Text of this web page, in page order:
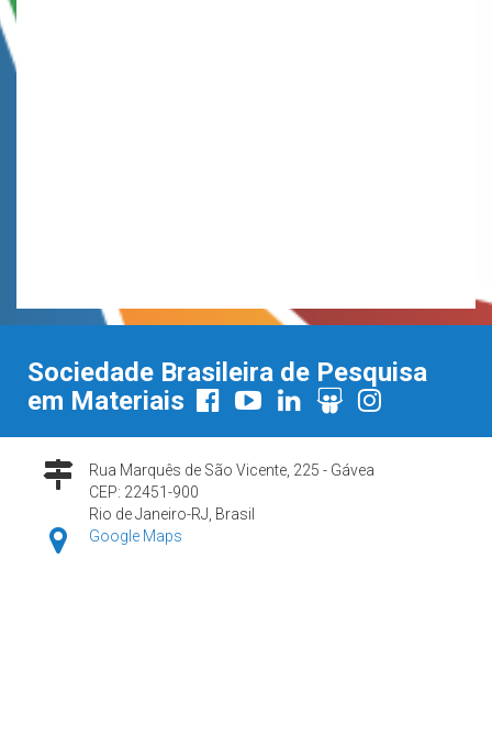
Sociedade Brasileira de Pesquisa
em Materiais
Rua Marquês de São Vicente, 225 - Gávea
CEP: 22451-900
Rio de Janeiro-RJ, Brasil
Google Maps